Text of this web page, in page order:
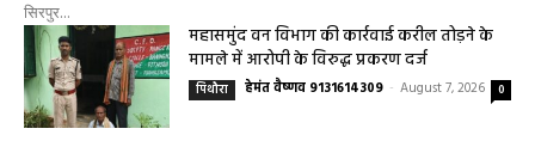
सिरपुर...
महासमुंद वन विभाग की कार्रवाई करील तोड़ने के
मामले में आरोपी के विरुद्ध प्रकरण दर्ज
पिथौरा हेमंत वैष्णव 9131614309 - August 7, 2026 0